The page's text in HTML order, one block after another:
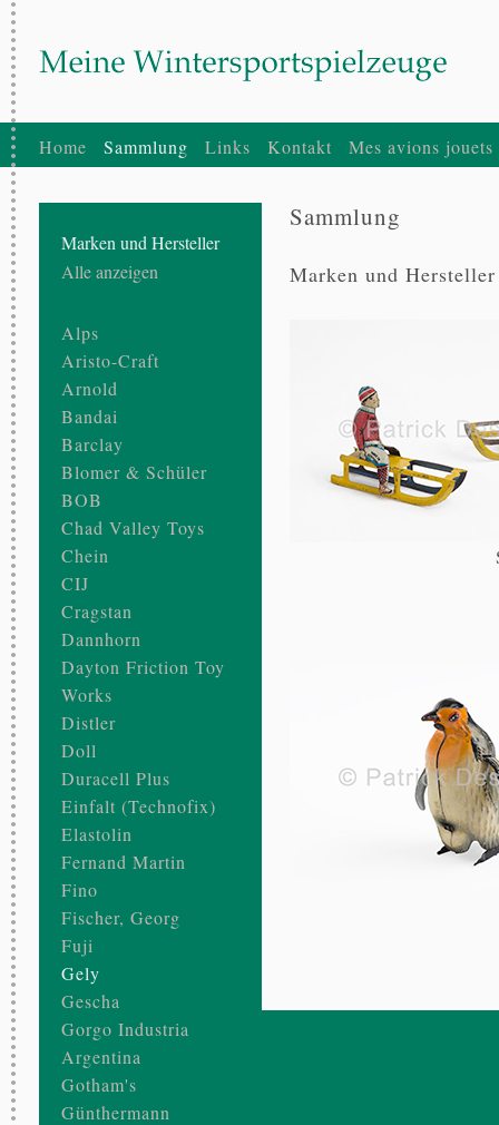
Home Sammlung Links Kontakt Mes avions jouets
Marken und Hersteller
Alle anzeigen
Alps
Aristo-Craft
Arnold
Bandai
Barclay
Blomer & Schüler
BOB
Chad Valley Toys
Chein
CIJ
Cragstan
Dannhorn
Dayton Friction Toy
Works
Distler
Doll
Duracell Plus
Einfalt (Technofix)
Elastolin
Fernand Martin
Fino
Fischer, Georg
Fuji
Gely
Gescha
Gorgo Industria
Argentina
Gotham's
Günthermann
Sammlung
Marken und